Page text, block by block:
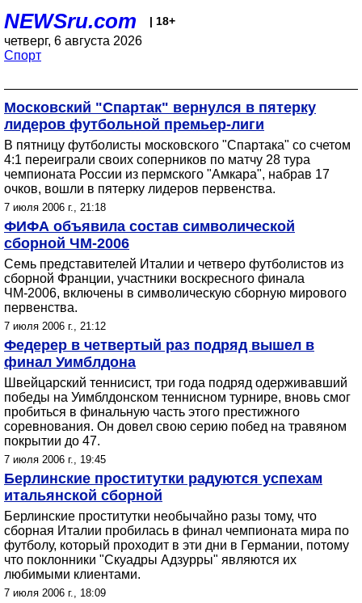
NEWSru.com | 18+
четверг, 6 августа 2026
Спорт
Московский "Спартак" вернулся в пятерку
лидеров футбольной премьер-лиги
В пятницу футболисты московского "Спартака" со счетом
4:1 переиграли своих соперников по матчу 28 тура
чемпионата России из пермского "Амкара", набрав 17
очков, вошли в пятерку лидеров первенства.
7 июля 2006 г., 21:18
ФИФА объявила состав символической
сборной ЧМ-2006
Семь представителей Италии и четверо футболистов из
сборной Франции, участники воскресного финала
ЧМ-2006, включены в символическую сборную мирового
первенства.
7 июля 2006 г., 21:12
Федерер в четвертый раз подряд вышел в
финал Уимблдона
Швейцарский теннисист, три года подряд одерживавший
победы на Уимблдонском теннисном турнире, вновь смог
пробиться в финальную часть этого престижного
соревнования. Он довел свою серию побед на травяном
покрытии до 47.
7 июля 2006 г., 19:45
Берлинские проститутки радуются успехам
итальянской сборной
Берлинские проститутки необычайно разы тому, что
сборная Италии пробилась в финал чемпионата мира по
футболу, который проходит в эти дни в Германии, потому
что поклонники "Скуадры Адзурры" являются их
любимыми клиентами.
7 июля 2006 г., 18:09